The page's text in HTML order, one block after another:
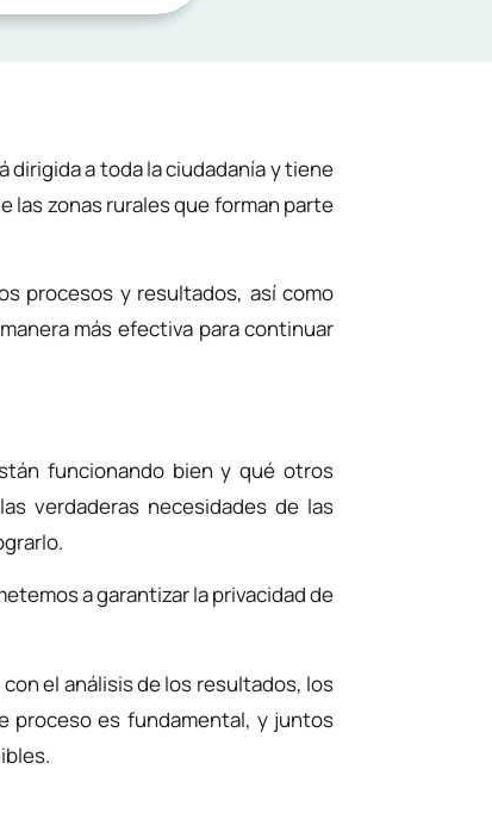
dirigida a toda la ciudadanía y tiene
las zonas rurales que forman parte
procesos y resultados, así como
más efectiva para continuar
funcionando bien y qué otros
verdaderas necesidades de las
a garantizar la privacidad de
el análisis de los resultados, los
proceso es fundamental, y juntos